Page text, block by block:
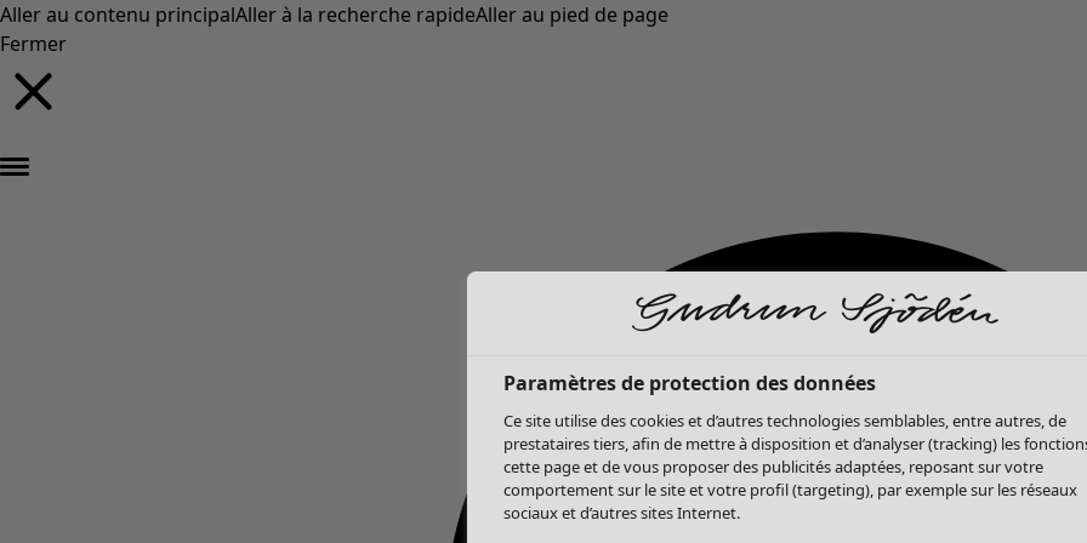
Aller au contenu principalAller à la recherche rapideAller au pied de page
Fermer
Paramètres de protection des données
Ce site utilise des cookies et d’autres technologies semblables, entre autres, de
prestataires tiers, afin de mettre à disposition et d’analyser (tracking) les
cette page et de vous proposer des publicités adaptées, reposant sur votre
comportement sur le site et votre profil (targeting), par exemple sur les réseaux
sociaux et d’autres sites Internet.